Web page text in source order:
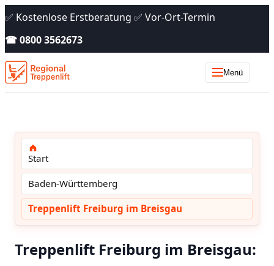
✅ Kostenlose Erstberatung ✅ Vor-Ort-Termin
☎ 0800 3562673
Menü
Start
Baden-Württemberg
Treppenlift Freiburg im Breisgau
Treppenlift Freiburg im Breisgau: